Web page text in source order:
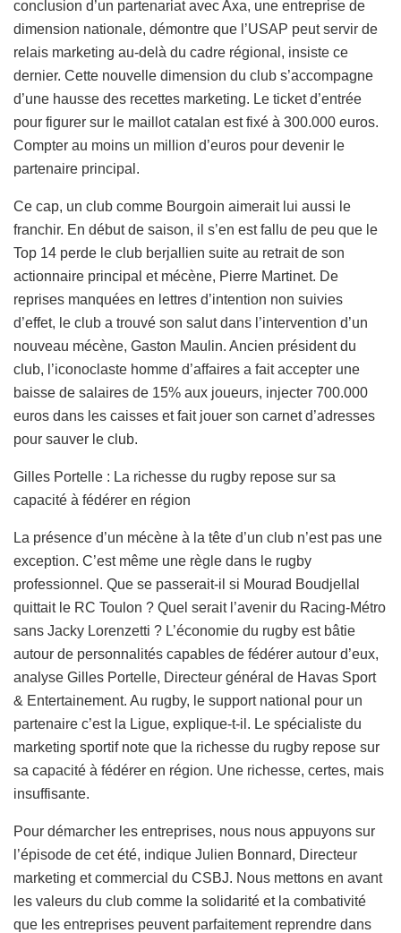
conclusion d’un partenariat avec Axa, une entreprise de
dimension nationale, démontre que l’USAP peut servir de
relais marketing au-delà du cadre régional, insiste ce
dernier. Cette nouvelle dimension du club s’accompagne
d’une hausse des recettes marketing. Le ticket d’entrée
pour figurer sur le maillot catalan est fixé à 300.000 euros.
Compter au moins un million d’euros pour devenir le
partenaire principal.
Ce cap, un club comme Bourgoin aimerait lui aussi le
franchir. En début de saison, il s’en est fallu de peu que le
Top 14 perde le club berjallien suite au retrait de son
actionnaire principal et mécène, Pierre Martinet. De
reprises manquées en lettres d’intention non suivies
d’effet, le club a trouvé son salut dans l’intervention d’un
nouveau mécène, Gaston Maulin. Ancien président du
club, l’iconoclaste homme d’affaires a fait accepter une
baisse de salaires de 15% aux joueurs, injecter 700.000
euros dans les caisses et fait jouer son carnet d’adresses
pour sauver le club.
Gilles Portelle : La richesse du rugby repose sur sa
capacité à fédérer en région
La présence d’un mécène à la tête d’un club n’est pas une
exception. C’est même une règle dans le rugby
professionnel. Que se passerait-il si Mourad Boudjellal
quittait le RC Toulon ? Quel serait l’avenir du Racing-Métro
sans Jacky Lorenzetti ? L’économie du rugby est bâtie
autour de personnalités capables de fédérer autour d’eux,
analyse Gilles Portelle, Directeur général de Havas Sport
& Entertainement. Au rugby, le support national pour un
partenaire c’est la Ligue, explique-t-il. Le spécialiste du
marketing sportif note que la richesse du rugby repose sur
sa capacité à fédérer en région. Une richesse, certes, mais
insuffisante.
Pour démarcher les entreprises, nous nous appuyons sur
l’épisode de cet été, indique Julien Bonnard, Directeur
marketing et commercial du CSBJ. Nous mettons en avant
les valeurs du club comme la solidarité et la combativité
que les entreprises peuvent parfaitement reprendre dans